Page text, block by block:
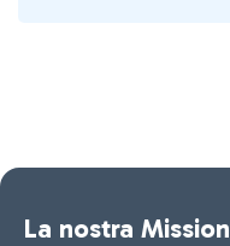
La nostra Mission